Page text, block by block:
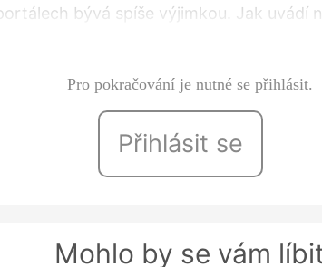
bývá spíše výjimkou. Jak uvádí
Pro pokračování je nutné se přihlásit.
Přihlásit se
Mohlo by se vám